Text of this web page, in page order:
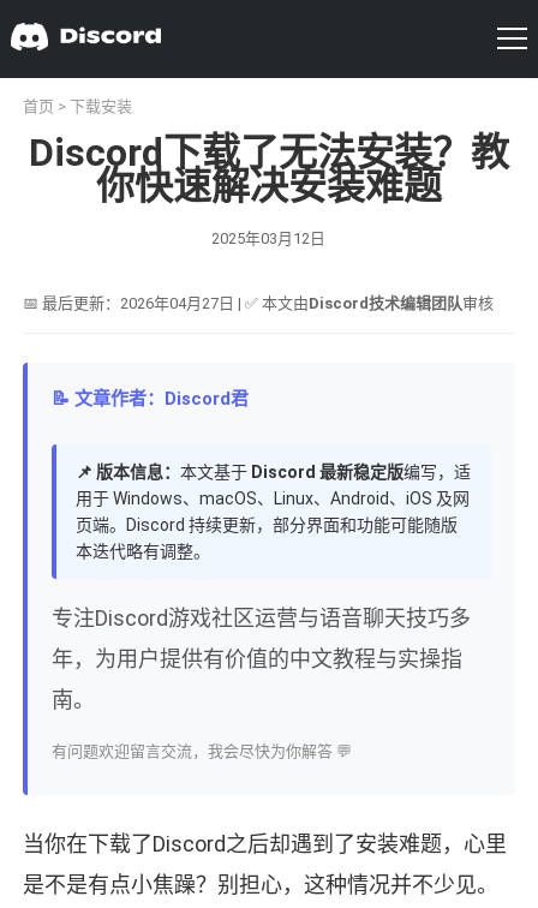
首页 > 下载安装
Discord下载了无法安装？教
你快速解决安装难题
2025年03月12日
📅 最后更新：2026年04月27日 | ✅ 本文由Discord技术编辑团队审核
📝 文章作者：Discord君
📌 版本信息： 本文基于 Discord 最新稳定版编写，适
用于 Windows、macOS、Linux、Android、iOS 及网
页端。Discord 持续更新，部分界面和功能可能随版
本迭代略有调整。
专注Discord游戏社区运营与语音聊天技巧多
年，为用户提供有价值的中文教程与实操指
南。
有问题欢迎留言交流，我会尽快为你解答 💬
当你在下载了Discord之后却遇到了安装难题，心里
是不是有点小焦躁？别担心，这种情况并不少见。